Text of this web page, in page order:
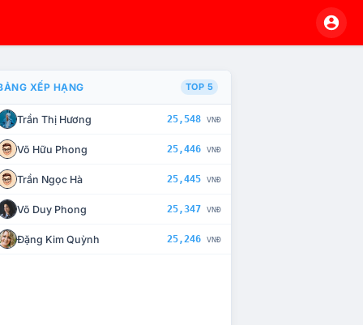
CHẾ TÀI XỬ LÝ VI PHẠM
XẾP HẠNG TOP 5
Trần Thị Hương 25,548 VNĐ
Võ Hữu Phong 25,446 VNĐ
Trần Ngọc Hà 25,445 VNĐ
Võ Duy Phong 25,347 VNĐ
Đặng Kim Quỳnh 25,246 VNĐ